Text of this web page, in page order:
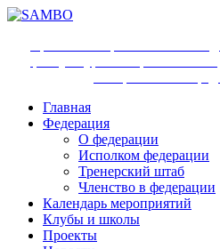
Главная
Федерация
О федерации
Исполком федерации
Тренерский штаб
Членство в федерации
Календарь мероприятий
Клубы и школы
Проекты